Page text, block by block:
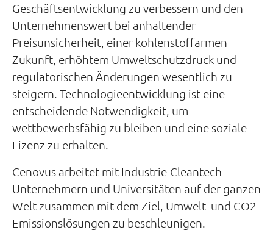
Geschäftsentwicklung zu verbessern und den
Unternehmenswert bei anhaltender
Preisunsicherheit, einer kohlenstoffarmen
Zukunft, erhöhtem Umweltschutzdruck und
regulatorischen Änderungen wesentlich zu
steigern. Technologieentwicklung ist eine
entscheidende Notwendigkeit, um
wettbewerbsfähig zu bleiben und eine soziale
Lizenz zu erhalten.
Cenovus arbeitet mit Industrie-Cleantech-
Unternehmern und Universitäten auf der ganzen
Welt zusammen mit dem Ziel, Umwelt- und CO2-
Emissionslösungen zu beschleunigen.